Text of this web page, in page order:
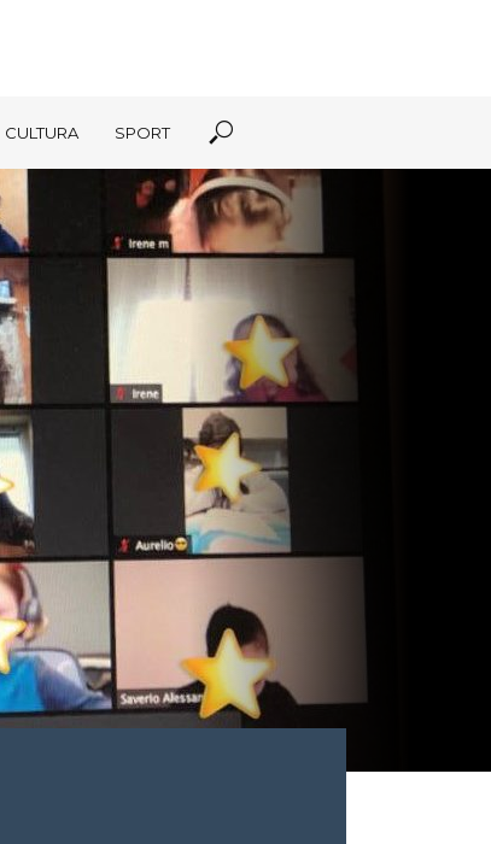
CULTURA SPORT